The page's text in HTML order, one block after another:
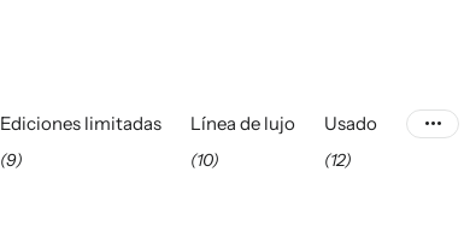
Ediciones limitadas
(9)
Línea de lujo
(10)
Usado
(12)